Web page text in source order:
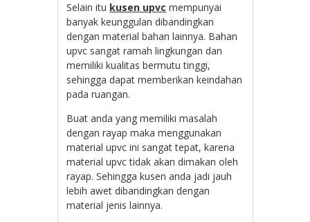
Selain itu kusen upvc mempunyai
banyak keunggulan dibandingkan
dengan material bahan lainnya. Bahan
upvc sangat ramah lingkungan dan
memiliki kualitas bermutu tinggi,
sehingga dapat memberikan keindahan
pada ruangan.
Buat anda yang memiliki masalah
dengan rayap maka menggunakan
material upvc ini sangat tepat, karena
material upvc tidak akan dimakan oleh
rayap. Sehingga kusen anda jadi jauh
lebih awet dibandingkan dengan
material jenis lainnya.